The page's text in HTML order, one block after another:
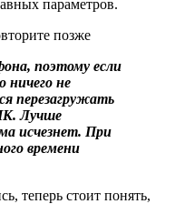
параметров.
поэтому если
ничего не
перезагружать
Лучше
исчезнет. При
времени
теперь стоит понять,